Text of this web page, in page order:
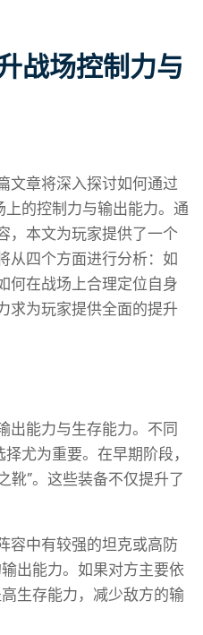
战场控制力与
文章将深入探讨如何通过
上的控制力与输出能力。通
，本文为玩家提供了一个
从四个方面进行分析：如
何在战场上合理定位自身
求为玩家提供全面的提升
出能力与生存能力。不同
尤为重要。在早期阶段，
靴”。这些装备不仅提升了
容中有较强的坦克或高防
出能力。如果对方主要依
生存能力，减少敌方的输